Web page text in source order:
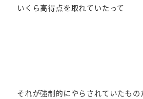
いくら高得点を取れていたって
それが強制的にやらされていたもの